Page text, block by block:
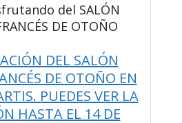
del SALÓN
DE OTOÑO
DEL SALÓN
DE OTOÑO EN
PUEDES VER LA
HASTA EL 14 DE